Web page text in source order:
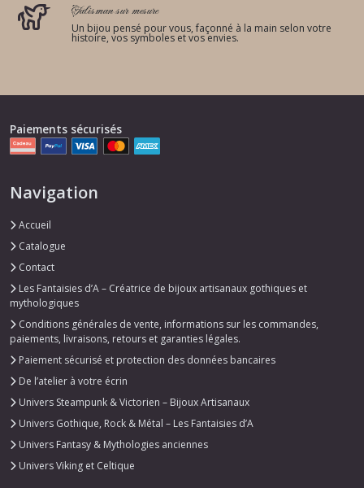
Talisman sur mesure
Un bijou pensé pour vous, façonné à la main selon votre
histoire, vos symboles et vos envies.
Paiements sécurisés
Navigation
Accueil
Catalogue
Contact
Les Fantaisies d’A – Créatrice de bijoux artisanaux gothiques et
mythologiques
Conditions générales de vente, informations sur les commandes,
paiements, livraisons, retours et garanties légales.
Paiement sécurisé et protection des données bancaires
De l’atelier à votre écrin
Univers Steampunk & Victorien – Bijoux Artisanaux
Univers Gothique, Rock & Métal – Les Fantaisies d’A
Univers Fantasy & Mythologies anciennes
Univers Viking et Celtique